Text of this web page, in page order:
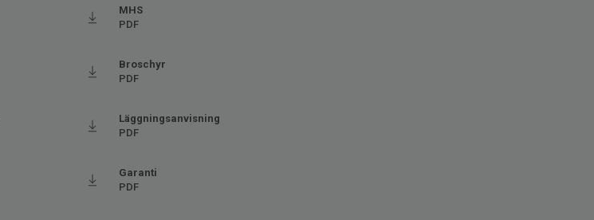
MHS
PDF
Broschyr
PDF
Läggningsanvisning
PDF
Garanti
PDF